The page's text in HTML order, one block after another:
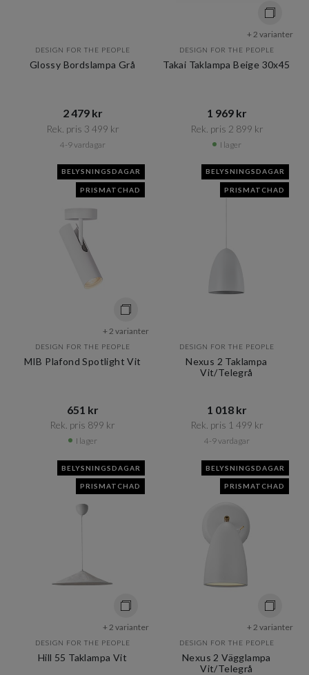
DESIGN FOR THE PEOPLE
Glossy Bordslampa Grå
2 479 kr​​
Rek. pris 3 499 kr​​
4-9 vardagar
+ 2 varianter
DESIGN FOR THE PEOPLE
Takai Taklampa Beige 30x45
1 969 kr​​
Rek. pris 2 899 kr​​
I lager
BELYSNINGSDAGAR
PRISMATCHAD
+ 2 varianter
DESIGN FOR THE PEOPLE
MIB Plafond Spotlight Vit
651 kr​​
Rek. pris 899 kr​​
I lager
BELYSNINGSDAGAR
PRISMATCHAD
DESIGN FOR THE PEOPLE
Nexus 2 Taklampa
Vit/Telegrå
1 018 kr​​
Rek. pris 1 499 kr​​
4-9 vardagar
BELYSNINGSDAGAR
PRISMATCHAD
+ 2 varianter
DESIGN FOR THE PEOPLE
Hill 55 Taklampa Vit
BELYSNINGSDAGAR
PRISMATCHAD
+ 2 varianter
DESIGN FOR THE PEOPLE
Nexus 2 Vägglampa
Vit/Telegrå